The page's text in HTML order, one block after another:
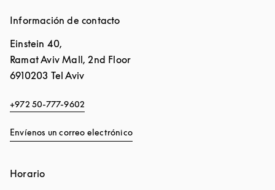
Información de contacto
Einstein 40,
Ramat Aviv Mall, 2nd Floor
6910203 Tel Aviv
+972 50-777-9602
Envíenos un correo electrónico
Horario